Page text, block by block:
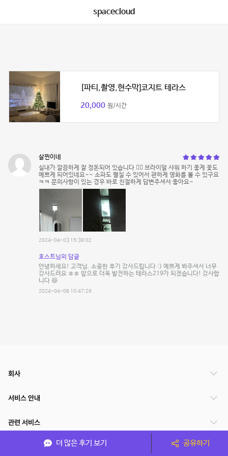
spacecloud
[파티,촬영,현수막]코지트 테라스
20,000 원/시간
살찐이네
실내가 깔끔하게 잘 정돈되어 있습니다 👍🏻 브라이덜 샤워 하기 좋게 꽃도
예쁘게 되어있네요~~ 소파도 펼칠 수 있어서 편하게 영화를 볼 수 있구요
ㅋㅋ 문의사항이 있는 경우 바로 친절하게 답변주셔서 좋아요~
2024-04-03 15:39:02
호스트님의 답글
안녕하세요! 고객님. 소중한 후기 감사드립니다 :) 예쁘게 봐주셔서 너무
감사드려요 ㅎㅎ 앞으로 더욱 발전하는 테라스219가 되겠습니다! 감사합
니다 😆
2024-04-08 10:47:26
더 많은 후기 보기 공유하기
회사
서비스 안내
관련 서비스